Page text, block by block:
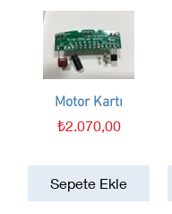
Hızlı Bakış
Motor Kartı
Fiyat
₺2.070,00
Sepete Ekle